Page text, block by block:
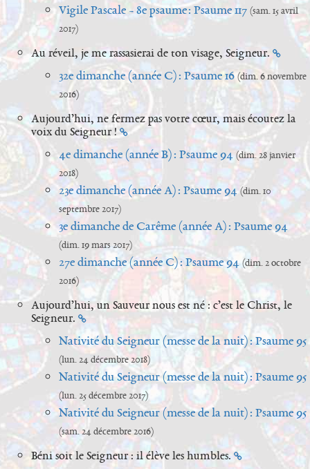
Vigile Pascale - 8e psaume : Psaume 117 (sam. 15 avril
2017)
Au réveil, je me rassasierai de ton visage, Seigneur.
32e dimanche (année C) : Psaume 16 (dim. 6 novembre
2016)
Aujourd’hui, ne fermez pas votre cœur, mais écoutez la
voix du Seigneur !
4e dimanche (année B) : Psaume 94 (dim. 28 janvier
2018)
23e dimanche (année A) : Psaume 94 (dim. 10
septembre 2017)
3e dimanche de Carême (année A) : Psaume 94
(dim. 19 mars 2017)
27e dimanche (année C) : Psaume 94 (dim. 2 octobre
2016)
Aujourd’hui, un Sauveur nous est né : c’est le Christ, le
Seigneur.
Nativité du Seigneur (messe de la nuit) : Psaume 95
(lun. 24 décembre 2018)
Nativité du Seigneur (messe de la nuit) : Psaume 95
(lun. 25 décembre 2017)
Nativité du Seigneur (messe de la nuit) : Psaume 95
(sam. 24 décembre 2016)
Béni soit le Seigneur : il élève les humbles.